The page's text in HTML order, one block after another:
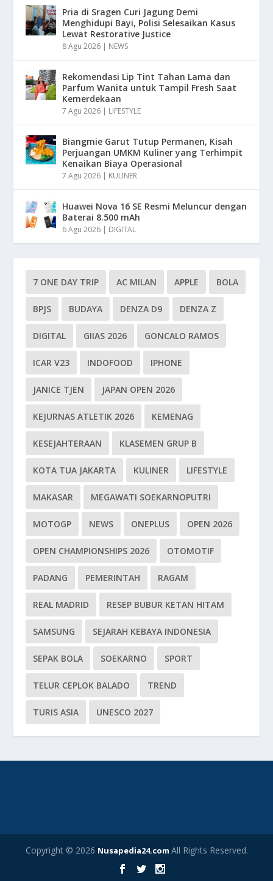
Pria di Sragen Curi Jagung Demi
Menghidupi Bayi, Polisi Selesaikan Kasus
Lewat Restorative Justice
8 Agu 2026 | NEWS
Rekomendasi Lip Tint Tahan Lama dan
Parfum Wanita untuk Tampil Fresh Saat
Kemerdekaan
7 Agu 2026 | LIFESTYLE
Biangmie Garut Tutup Permanen, Kisah
Perjuangan UMKM Kuliner yang Terhimpit
Kenaikan Biaya Operasional
7 Agu 2026 | KULINER
Huawei Nova 16 SE Resmi Meluncur dengan
Baterai 8.500 mAh
6 Agu 2026 | DIGITAL
7 ONE DAY TRIP AC MILAN APPLE BOLA
BPJS BUDAYA DENZA D9 DENZA Z
DIGITAL GIIAS 2026 GONCALO RAMOS
ICAR V23 INDOFOOD IPHONE
JANICE TJEN JAPAN OPEN 2026
KEJURNAS ATLETIK 2026 KEMENAG
KESEJAHTERAAN KLASEMEN GRUP B
KOTA TUA JAKARTA KULINER LIFESTYLE
MAKASAR MEGAWATI SOEKARNOPUTRI
MOTOGP NEWS ONEPLUS OPEN 2026
OPEN CHAMPIONSHIPS 2026 OTOMOTIF
PADANG PEMERINTAH RAGAM
REAL MADRID RESEP BUBUR KETAN HITAM
SAMSUNG SEJARAH KEBAYA INDONESIA
SEPAK BOLA SOEKARNO SPORT
TELUR CEPLOK BALADO TREND
TURIS ASIA UNESCO 2027
Copyright © 2026 Nusapedia24.com All Rights Reserved.